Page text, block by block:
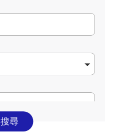
搜尋